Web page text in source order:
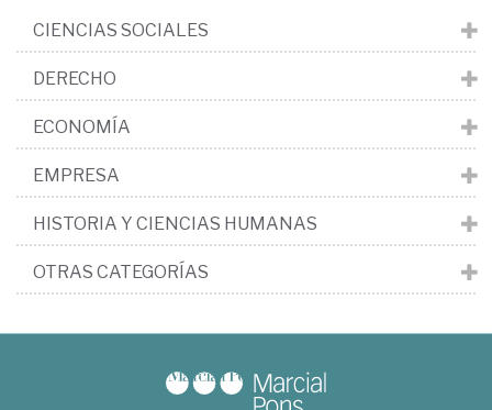
CIENCIAS SOCIALES
DERECHO
ECONOMÍA
EMPRESA
HISTORIA Y CIENCIAS HUMANAS
OTRAS CATEGORÍAS